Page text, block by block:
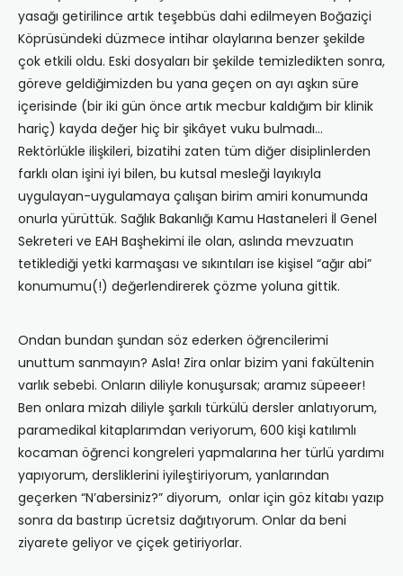
yasağı getirilince artık teşebbüs dahi edilmeyen Boğaziçi
Köprüsündeki düzmece intihar olaylarına benzer şekilde
çok etkili oldu. Eski dosyaları bir şekilde temizledikten sonra,
göreve geldiğimizden bu yana geçen on ayı aşkın süre
içerisinde (bir iki gün önce artık mecbur kaldığım bir klinik
hariç) kayda değer hiç bir şikâyet vuku bulmadı…
Rektörlükle ilişkileri, bizatihi zaten tüm diğer disiplinlerden
farklı olan işini iyi bilen, bu kutsal mesleği layıkıyla
uygulayan-uygulamaya çalışan birim amiri konumunda
onurla yürüttük. Sağlık Bakanlığı Kamu Hastaneleri İl Genel
Sekreteri ve EAH Başhekimi ile olan, aslında mevzuatın
tetiklediği yetki karmaşası ve sıkıntıları ise kişisel “ağır abi”
konumumu(!) değerlendirerek çözme yoluna gittik.
Ondan bundan şundan söz ederken öğrencilerimi
unuttum sanmayın? Asla! Zira onlar bizim yani fakültenin
varlık sebebi. Onların diliyle konuşursak; aramız süpeeer!
Ben onlara mizah diliyle şarkılı türkülü dersler anlatıyorum,
paramedikal kitaplarımdan veriyorum, 600 kişi katılımlı
kocaman öğrenci kongreleri yapmalarına her türlü yardımı
yapıyorum, dersliklerini iyileştiriyorum, yanlarından
geçerken “N’abersiniz?” diyorum, onlar için göz kitabı yazıp
sonra da bastırıp ücretsiz dağıtıyorum. Onlar da beni
ziyarete geliyor ve çiçek getiriyorlar.